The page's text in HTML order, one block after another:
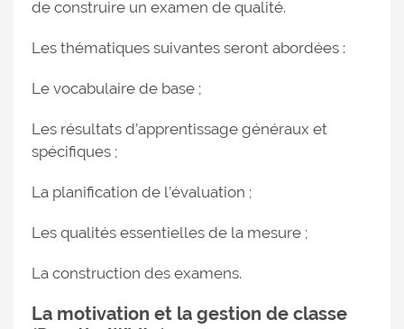
de construire un examen de qualité.
Les thématiques suivantes seront abordées :
Le vocabulaire de base ;
Les résultats d’apprentissage généraux et
spécifiques ;
La planification de l’évaluation ;
Les qualités essentielles de la mesure ;
La construction des examens.
La motivation et la gestion de classe